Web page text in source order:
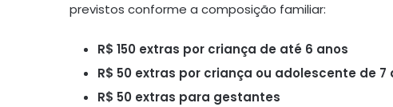
previstos conforme a composição familiar:
R$ 150 extras por criança de até 6 anos
R$ 50 extras por criança ou adolescente de 7
R$ 50 extras para gestantes